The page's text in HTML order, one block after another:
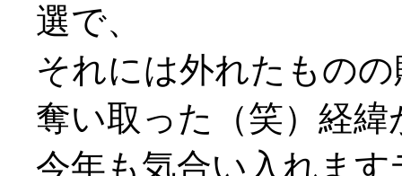
選で、
それには外れたもの
奪い取った（笑）経
今年も気合い入れます